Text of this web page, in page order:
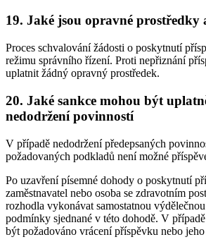
19. Jaké jsou opravné
Proces schvalování žádosti o poskytnutí
režimu správního řízení. Proti nepřiznání
uplatnit žádný opravný prostředek.
20. Jaké sankce mohou být
nedodržení povinností
V případě nedodržení předepsaných
požadovaných podkladů není možné
Po uzavření písemné dohody o poskytnutí
zaměstnavatel nebo osoba se zdravotním
rozhodla vykonávat samostatnou
podmínky sjednané v této dohodě. V
být požadováno vrácení příspěvku nebo